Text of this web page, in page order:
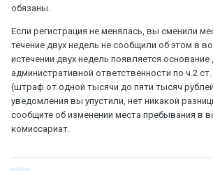
обязаны.
Если регистрация не менялась, вы сменили
течение двух недель не сообщили об этом в
истечении двух недель появляется
административной ответственности по ч.2
(штраф от одной тысячи до пяти тысяч
уведомления вы упустили, нет никакой
сообщите об изменении места пребывания в
комиссариат.